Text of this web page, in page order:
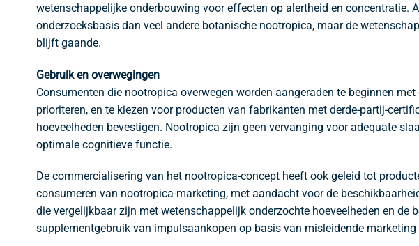
wetenschappelijke onderbouwing voor effecten op alertheid en
onderzoeksbasis dan veel andere botanische nootropica, maar de
blijft gaande.
Gebruik en overwegingen
Consumenten die nootropica overwegen worden aangeraden te beginnen
prioriteren, en te kiezen voor producten van fabrikanten met derde-partij-
hoeveelheden bevestigen. Nootropica zijn geen vervanging voor adequate
optimale cognitieve functie.
De commercialisering van het nootropica-concept heeft ook geleid tot
consumeren van nootropica-marketing, met aandacht voor de
die vergelijkbaar zijn met wetenschappelijk onderzochte hoeveelheden en
supplementgebruik van impulsaankopen op basis van misleidende